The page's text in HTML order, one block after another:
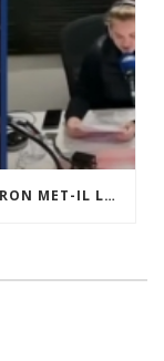
[MÉDIAS] QATAR, UKRAINE, IVG : MACRON MET-IL LA FRANCE EN DANGER ? JF POISSON INVITÉ DE LIGNE DROITE SUR RADIO COURTOISIE